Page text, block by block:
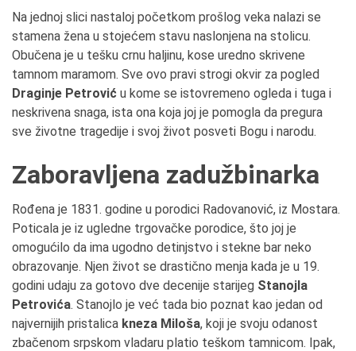
Na jednoj slici nastaloj početkom prošlog veka nalazi se
stamena žena u stojećem stavu naslonjena na stolicu.
Obučena je u tešku crnu haljinu, kose uredno skrivene
tamnom maramom. Sve ovo pravi strogi okvir za pogled
Draginje Petrović u kome se istovremeno ogleda i tuga i
neskrivena snaga, ista ona koja joj je pomogla da pregura
sve životne tragedije i svoj život posveti Bogu i narodu.
Zaboravljena zadužbinarka
Rođena je 1831. godine u porodici Radovanović, iz Mostara.
Poticala je iz ugledne trgovačke porodice, što joj je
omogućilo da ima ugodno detinjstvo i stekne bar neko
obrazovanje. Njen život se drastično menja kada je u 19.
godini udaju za gotovo dve decenije starijeg Stanojla
Petrovića. Stanojlo je već tada bio poznat kao jedan od
najvernijih pristalica kneza Miloša, koji je svoju odanost
zbačenom srpskom vladaru platio teškom tamnicom. Ipak,